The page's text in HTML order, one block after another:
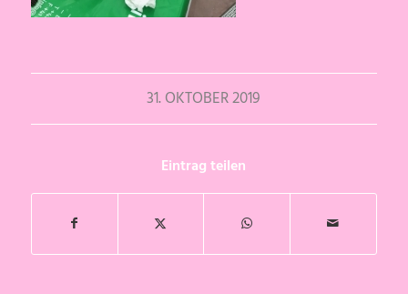
31. OKTOBER 2019
Eintrag teilen